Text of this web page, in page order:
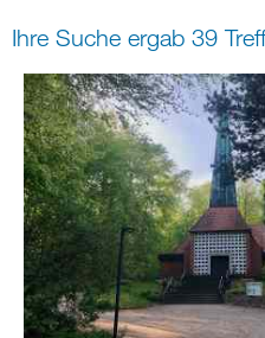
digital und in Präsenz
Ihre Suche ergab 39